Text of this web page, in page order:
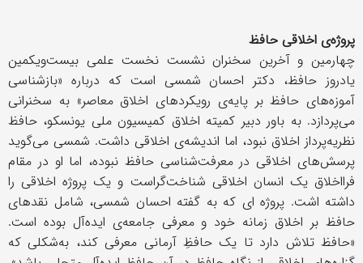
پروژه‌ی اخلاقی حافظ
چهارمین و آخرین سخنران نشست نخست علمی بیست‌ویکمین
یادروز حافظ، دکتر احسان شمسی است که درباره «بازشناسی
آموزه‌های حافظ بر پایه‌ی رویکردهای اخلاق معاصر» به سخنرانی
می‌پردازد. به باور دبیر کمیته اخلاق کمیسیون ملی یونسکو، حافظ
نظریه‌پرداز اخلاق نبود، اما اندیشه‌ی اخلاقی داشت. شمسی می‌گوید
پرسش‌های اخلاقی در معرفت‌شناسی حافظ نبوده، اما او در مقام
فرااخلاق یک انسان اخلاقی شناخت‌گراست و یک پروژه اخلاقی را
داشته اشت. پروژه ای که به گفته احسان شمسی، شامل نقدهای
حافظ بر اخلاق زمانه خود و معرفی جامعه‌ی ایده‌آل بوده است.
«حافظ تلاش دارد تا یک حافظِ آرمانی معرفی کند، به‌شکلی که